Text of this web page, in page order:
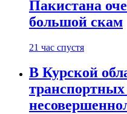
Пакистана
большой скам
21 час спустя
В Курской
транспортных